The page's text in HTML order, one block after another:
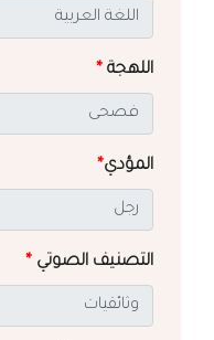
اللهجة *
المؤدي*
التصنيف الصوتي *